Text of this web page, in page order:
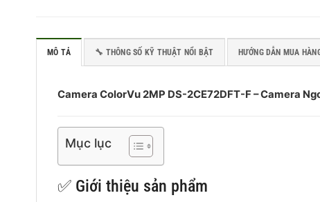
MÔ TẢ 🔧 THÔNG SỐ KỸ THUẬT NỔI BẬT HƯỚNG DẪN MUA
Camera ColorVu 2MP DS-2CE72DFT-F – Camera
Mục lục
✅ Giới thiệu sản phẩm